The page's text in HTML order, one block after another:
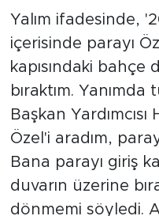
Yalım ifadesinde,
içerisinde parayı
kapısındaki bahçe
bıraktım.
Başkan
Özel'i aradım,
Bana parayı giriş
duvarın üzerine
dönmemi söyledi.